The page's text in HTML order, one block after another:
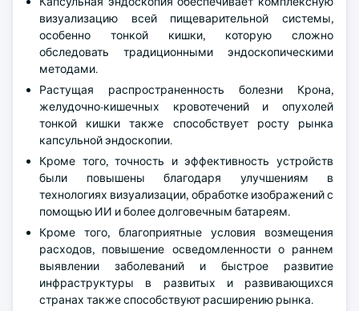
визуализацию всей пищеварительной системы,
особенно тонкой кишки, которую сложно
обследовать традиционными эндоскопическими
методами.
Растущая распространенность болезни Крона,
желудочно-кишечных кровотечений и опухолей
тонкой кишки также способствует росту рынка
капсульной эндоскопии.
Кроме того, точность и эффективность устройств
были повышены благодаря улучшениям в
технологиях визуализации, обработке изображений с
помощью ИИ и более долговечным батареям.
Кроме того, благоприятные условия возмещения
расходов, повышение осведомленности о раннем
выявлении заболеваний и быстрое развитие
инфраструктуры в развитых и развивающихся
странах также способствуют расширению рынка.